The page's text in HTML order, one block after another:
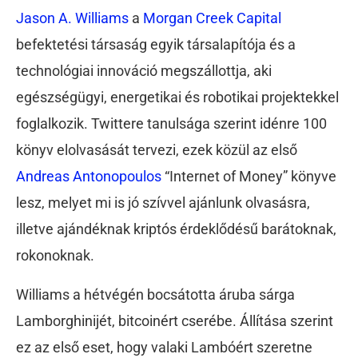
Jason A. Williams a Morgan Creek Capital
befektetési társaság egyik társalapítója és a
technológiai innováció megszállottja, aki
egészségügyi, energetikai és robotikai projektekkel
foglalkozik. Twittere tanulsága szerint idénre 100
könyv elolvasását tervezi, ezek közül az első
Andreas Antonopoulos “Internet of Money” könyve
lesz, melyet mi is jó szívvel ajánlunk olvasásra,
illetve ajándéknak kriptós érdeklődésű barátoknak,
rokonoknak.
Williams a hétvégén bocsátotta áruba sárga
Lamborghinijét, bitcoinért cserébe. Állítása szerint
ez az első eset, hogy valaki Lambóért szeretne